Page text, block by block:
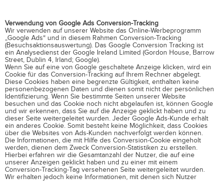
Verwendung von Google Ads Conversion-Tracking
Wir verwenden auf unserer Website das Online-Werbeprogramm
„Google Ads“ und in diesem Rahmen Conversion-Tracking
(Besuchsaktionsauswertung). Das Google Conversion Tracking ist
ein Analysedienst der Google Ireland Limited (Gordon House, Barrow
Street, Dublin 4, Irland; Google).
Wenn Sie auf eine von Google geschaltete Anzeige klicken, wird ein
Cookie für das Conversion-Tracking auf Ihrem Rechner abgelegt.
Diese Cookies haben eine begrenzte Gültigkeit, enthalten keine
personenbezogenen Daten und dienen somit nicht der persönlichen
Identifizierung. Wenn Sie bestimmte Seiten unserer Website
besuchen und das Cookie noch nicht abgelaufen ist, können Google
und wir erkennen, dass Sie auf die Anzeige geklickt haben und zu
dieser Seite weitergeleitet wurden. Jeder Google Ads-Kunde erhält
ein anderes Cookie. Somit besteht keine Möglichkeit, dass Cookies
über die Websites von Ads-Kunden nachverfolgt werden können.
Die Informationen, die mit Hilfe des Conversion-Cookie eingeholt
werden, dienen dem Zweck Conversion-Statistiken zu erstellen.
Hierbei erfahren wir die Gesamtanzahl der Nutzer, die auf eine
unserer Anzeigen geklickt haben und zu einer mit einem
Conversion-Tracking-Tag versehenen Seite weitergeleitet wurden.
Wir erhalten jedoch keine Informationen, mit denen sich Nutzer